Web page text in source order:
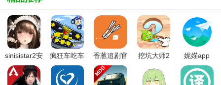
用户放心交友。
3. 丰富活动：定期举办各类线上线下活动，丰富用户的社交
体验，增进彼此了解。
4. 真实认证：提供多种认证方式，确保用户信息的真实性，
营造诚信交友环境。
sinisistar2安
卓汉化版
疯狂车吃车
3中文版
香葱追剧官
方最新版
挖坑大师2 妮媌app